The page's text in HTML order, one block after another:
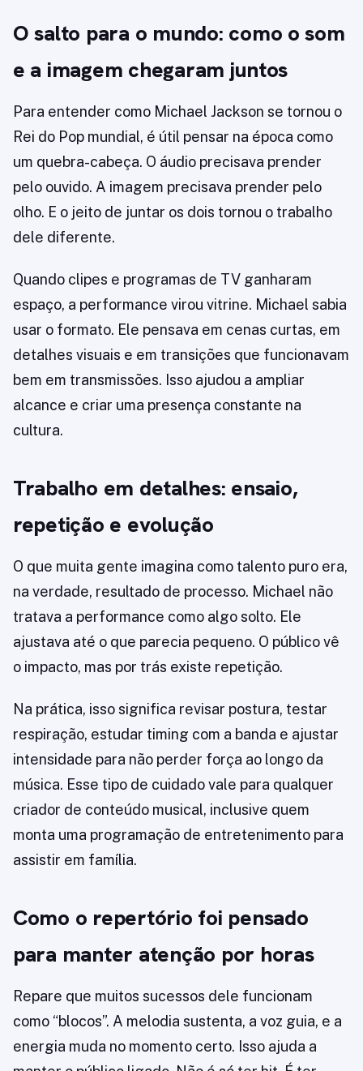
O salto para o mundo: como o som
e a imagem chegaram juntos
Para entender como Michael Jackson se tornou o
Rei do Pop mundial, é útil pensar na época como
um quebra-cabeça. O áudio precisava prender
pelo ouvido. A imagem precisava prender pelo
olho. E o jeito de juntar os dois tornou o trabalho
dele diferente.
Quando clipes e programas de TV ganharam
espaço, a performance virou vitrine. Michael sabia
usar o formato. Ele pensava em cenas curtas, em
detalhes visuais e em transições que funcionavam
bem em transmissões. Isso ajudou a ampliar
alcance e criar uma presença constante na
cultura.
Trabalho em detalhes: ensaio,
repetição e evolução
O que muita gente imagina como talento puro era,
na verdade, resultado de processo. Michael não
tratava a performance como algo solto. Ele
ajustava até o que parecia pequeno. O público vê
o impacto, mas por trás existe repetição.
Na prática, isso significa revisar postura, testar
respiração, estudar timing com a banda e ajustar
intensidade para não perder força ao longo da
música. Esse tipo de cuidado vale para qualquer
criador de conteúdo musical, inclusive quem
monta uma programação de entretenimento para
assistir em família.
Como o repertório foi pensado
para manter atenção por horas
Repare que muitos sucessos dele funcionam
como “blocos”. A melodia sustenta, a voz guia, e a
energia muda no momento certo. Isso ajuda a